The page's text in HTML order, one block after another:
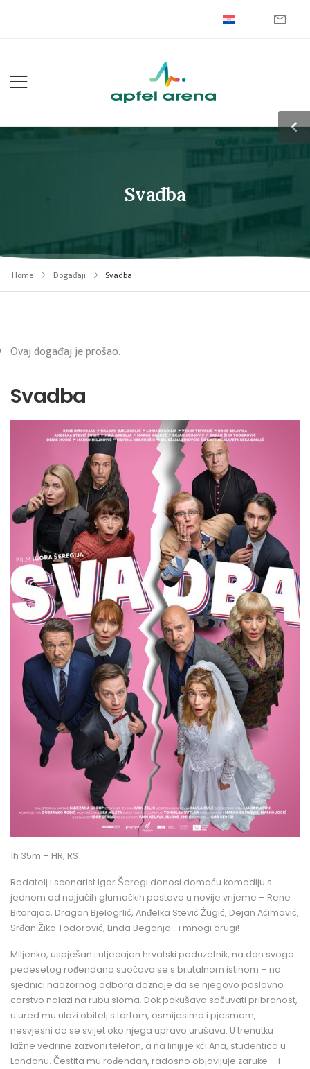
Svadba
Home Događaji Svadba
Ovaj događaj je prošao.
Svadba
1h 35m – HR, RS
Redatelj i scenarist Igor Šeregi donosi domaću komediju s
jednom od najjačih glumačkih postava u novije vrijeme – Rene
Bitorajac, Dragan Bjelogrlić, Anđelka Stević Žugić, Dejan Aćimović,
Srđan Žika Todorović, Linda Begonja… i mnogi drugi!
Miljenko, uspješan i utjecajan hrvatski poduzetnik, na dan svoga
pedesetog rođendana suočava se s brutalnom istinom – na
sjednici nadzornog odbora doznaje da se njegovo poslovno
carstvo nalazi na rubu sloma. Dok pokušava sačuvati pribranost,
u ured mu ulazi obitelj s tortom, osmijesima i pjesmom,
nesvjesni da se svijet oko njega upravo urušava. U trenutku
lažne vedrine zazvoni telefon, a na liniji je kći Ana, studentica u
Londonu. Čestita mu rođendan, radosno objavljuje zaruke – i